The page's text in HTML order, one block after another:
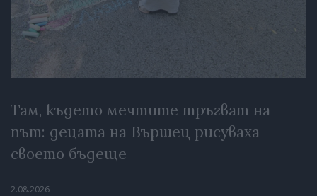
Там, където мечтите тръгват на
път: децата на Вършец рисуваха
своето бъдеще
2.08.2026